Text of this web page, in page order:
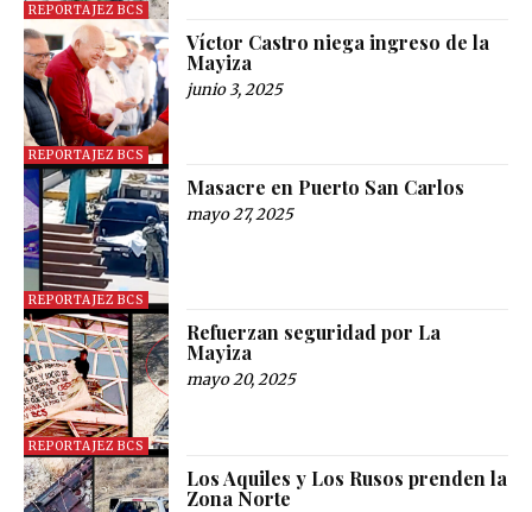
REPORTAJEZ BCS
REPORTAJEZ BCS
Víctor Castro niega ingreso de la
Mayiza
junio 3, 2025
REPORTAJEZ BCS
Masacre en Puerto San Carlos
mayo 27, 2025
REPORTAJEZ BCS
Refuerzan seguridad por La
Mayiza
mayo 20, 2025
Los Aquiles y Los Rusos prenden la
Zona Norte